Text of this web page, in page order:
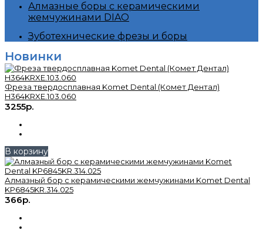
Алмазные боры с керамическими
жемчужинами DIAO
Зуботехнические фрезы и боры
Новинки
Фреза твердосплавная Komet Dental (Комет Дентал)
H364KRXE.103.060
3255р.
В корзину
Алмазный бор с керамическими жемчужинами Komet Dental
KP6845KR.314.025
366р.